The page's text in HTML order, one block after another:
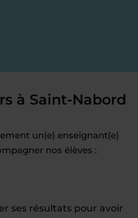
à Saint-Nabord
un(e) enseignant(e)
nos élèves :
ses résultats pour avoir